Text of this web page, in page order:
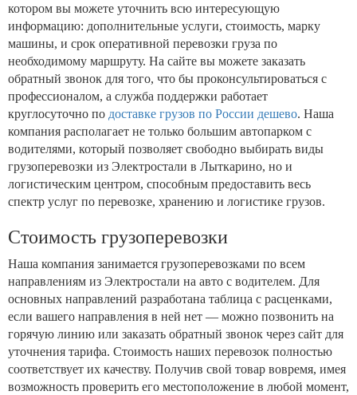
котором вы можете уточнить всю интересующую
информацию: дополнительные услуги, стоимость, марку
машины, и срок оперативной перевозки груза по
необходимому маршруту. На сайте вы можете заказать
обратный звонок для того, что бы проконсультироваться с
профессионалом, а служба поддержки работает
круглосуточно по доставке грузов по России дешево. Наша
компания располагает не только большим автопарком с
водителями, который позволяет свободно выбирать виды
грузоперевозки из Электростали в Лыткарино, но и
логистическим центром, способным предоставить весь
спектр услуг по перевозке, хранению и логистике грузов.
Стоимость грузоперевозки
Наша компания занимается грузоперевозками по всем
направлениям из Электростали на авто с водителем. Для
основных направлений разработана таблица с расценками,
если вашего направления в ней нет — можно позвонить на
горячую линию или заказать обратный звонок через сайт для
уточнения тарифа. Стоимость наших перевозок полностью
соответствует их качеству. Получив свой товар вовремя, имея
возможность проверить его местоположение в любой момент,